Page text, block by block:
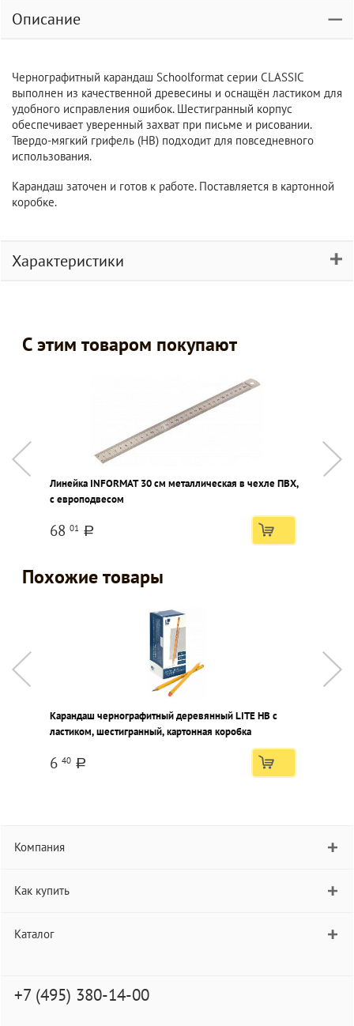
Описание
Чернографитный карандаш Schoolformat серии CLASSIC
выполнен из качественной древесины и оснащён ластиком для
удобного исправления ошибок. Шестигранный корпус
обеспечивает уверенный захват при письме и рисовании.
Твердо-мягкий грифель (НВ) подходит для повседневного
использования.
Карандаш заточен и готов к работе. Поставляется в картонной
коробке.
Характеристики
С этим товаром покупают
Линейка INFORMAT 30 см металлическая в чехле ПВХ,
с европодвесом
68 01 a
Похожие товары
Карандаш чернографитный деревянный LITE НВ с
ластиком, шестигранный, картонная коробка
6 40 a
Компания
Как купить
Каталог
+7 (495) 380-14-00